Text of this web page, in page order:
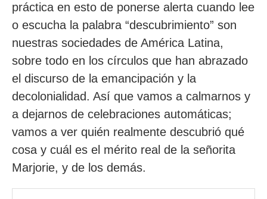
práctica en esto de ponerse alerta cuando lee
o escucha la palabra “descubrimiento” son
nuestras sociedades de América Latina,
sobre todo en los círculos que han abrazado
el discurso de la emancipación y la
decolonialidad. Así que vamos a calmarnos y
a dejarnos de celebraciones automáticas;
vamos a ver quién realmente descubrió qué
cosa y cuál es el mérito real de la señorita
Marjorie, y de los demás.